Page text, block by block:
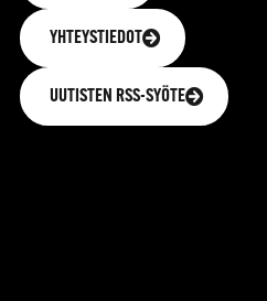
YHTEYSTIEDOT
UUTISTEN RSS-SYÖTE